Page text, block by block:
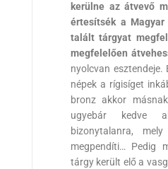
kerülne az átvevő
értesítsék a
talált tárgyat
megfelelően
nyolcvan esztendeje.
népek a rígisíget
bronz akkor
ugyebár kedve
bizonytalanra,
megpendíti… Pedig
tárgy került elő a